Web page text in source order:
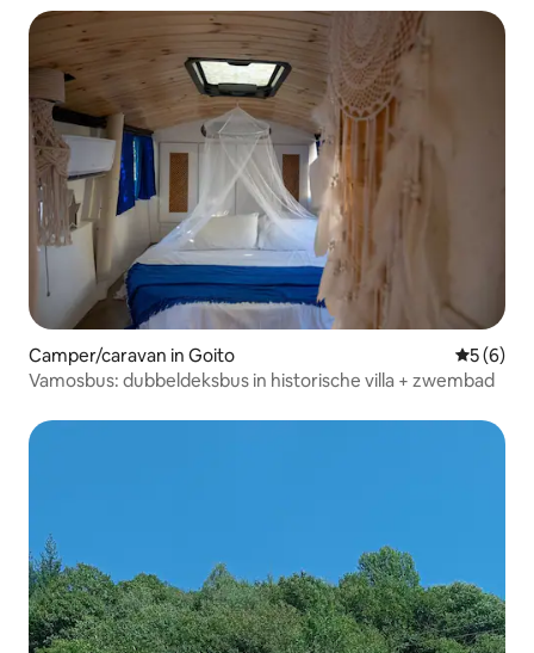
Camper/caravan in Goito
5 (6)
Vamosbus: dubbeldeksbus in historische villa + zwembad